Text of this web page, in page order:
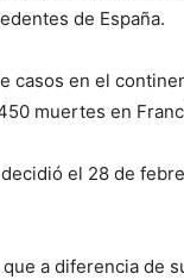
de España.
casos en el
muertes en
el 28 de
a diferencia de